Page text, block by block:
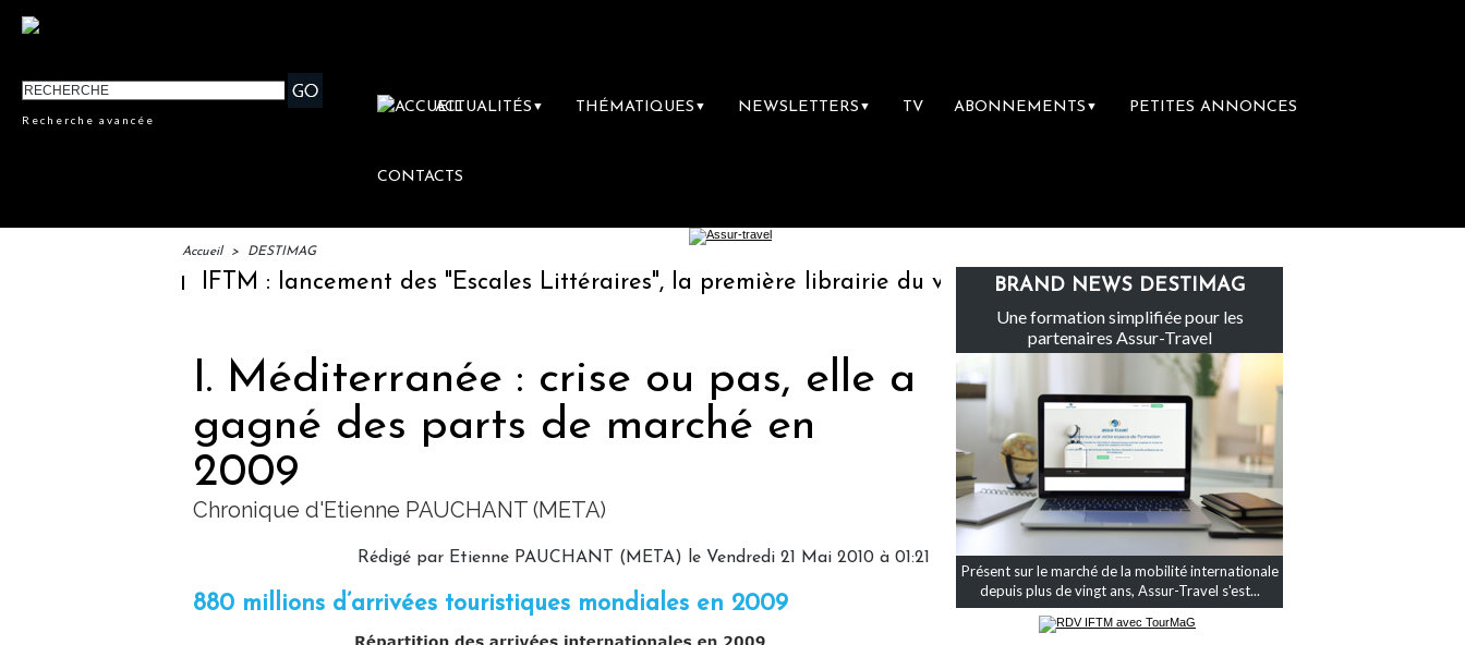
Recherche avancée
ACTUALITÉS ▼ THÉMATIQUES ▼ NEWSLETTERS ▼ TV ABONNEMENTS ▼ PETITES ANNONCES
CONTACTS
Accueil > DESTIMAG
IFTM : lancement des "Escales Littéraires", la première librairie du voyage Le groupe Sainte-Claire rachète Eden
I. Méditerranée : crise ou pas, elle a
gagné des parts de marché en
2009
Chronique d'Etienne PAUCHANT (META)
Rédigé par Etienne PAUCHANT (META) le Vendredi 21 Mai 2010 à 01:21
880 millions d’arrivées touristiques mondiales en 2009
BRAND NEWS DESTIMAG
Une formation simplifiée pour les
partenaires Assur-Travel
Présent sur le marché de la mobilité internationale
depuis plus de vingt ans, Assur-Travel s'est...